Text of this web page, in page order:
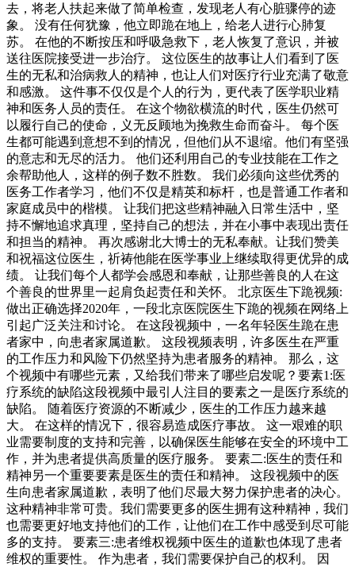
去，将老人扶起来做了简单检查，发现老人有心脏骤停的迹
象。 没有任何犹豫，他立即跪在地上，给老人进行心肺复
苏。 在他的不断按压和呼吸急救下，老人恢复了意识，并被
送往医院接受进一步治疗。 这位医生的故事让人们看到了医
生的无私和治病救人的精神，也让人们对医疗行业充满了敬意
和感激。 这件事不仅仅是个人的行为，更代表了医学职业精
神和医务人员的责任。 在这个物欲横流的时代，医生仍然可
以履行自己的使命，义无反顾地为挽救生命而奋斗。 每个医
生都可能遇到意想不到的情况，但他们从不退缩。他们有坚强
的意志和无尽的活力。 他们还利用自己的专业技能在工作之
余帮助他人，这样的例子数不胜数。 我们必须向这些优秀的
医务工作者学习，他们不仅是精英和标杆，也是普通工作者和
家庭成员中的楷模。 让我们把这些精神融入日常生活中，坚
持不懈地追求真理，坚持自己的想法，并在小事中表现出责任
和担当的精神。 再次感谢北大博士的无私奉献。让我们赞美
和祝福这位医生，祈祷他能在医学事业上继续取得更优异的成
绩。 让我们每个人都学会感恩和奉献，让那些善良的人在这
个善良的世界里一起肩负起责任和关怀。 北京医生下跪视频:
做出正确选择2020年，一段北京医院医生下跪的视频在网络上
引起广泛关注和讨论。 在这段视频中，一名年轻医生跪在患
者家中，向患者家属道歉。 这段视频表明，许多医生在严重
的工作压力和风险下仍然坚持为患者服务的精神。 那么，这
个视频中有哪些元素，又给我们带来了哪些启发呢？要素1:医
疗系统的缺陷这段视频中最引人注目的要素之一是医疗系统的
缺陷。 随着医疗资源的不断减少，医生的工作压力越来越
大。 在这样的情况下，很容易造成医疗事故。 这一艰难的职
业需要制度的支持和完善，以确保医生能够在安全的环境中工
作，并为患者提供高质量的医疗服务。 要素二:医生的责任和
精神另一个重要要素是医生的责任和精神。 这段视频中的医
生向患者家属道歉，表明了他们尽最大努力保护患者的决心。
这种精神非常可贵。我们需要更多的医生拥有这种精神，我们
也需要更好地支持他们的工作，让他们在工作中感受到尽可能
多的支持。 要素三:患者维权视频中医生的道歉也体现了患者
维权的重要性。 作为患者，我们需要保护自己的权利。 因